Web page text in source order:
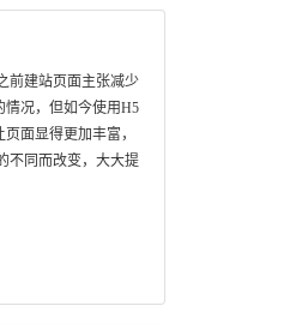
前建站页面主张减少
情况，但如今使用H5
面显得更加丰富，
不同而改变，大大提